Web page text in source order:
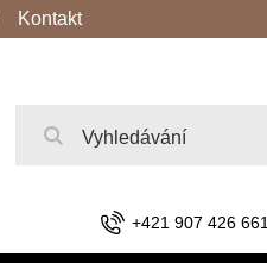
+421 907 426 661
Kontakt